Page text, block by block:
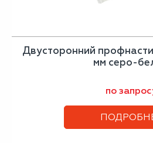
Двусторонний
мм серо-
по